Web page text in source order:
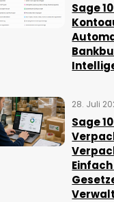
Sage
28. Juli
Sage